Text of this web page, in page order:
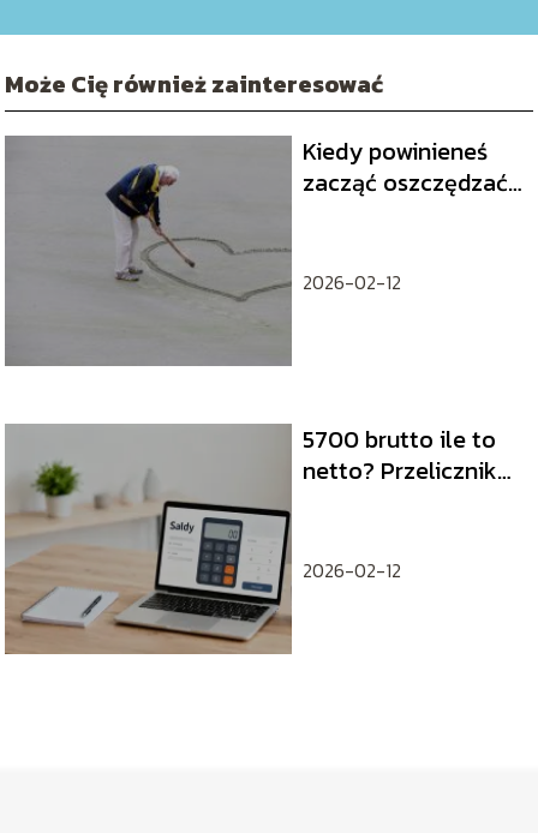
Może Cię również zainteresować
Kiedy powinieneś
zacząć oszczędzać
2026-02-12
5700 brutto ile to
netto? Przelicznik
2026-02-12